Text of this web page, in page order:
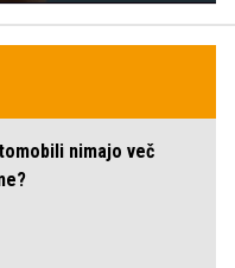
nimajo več